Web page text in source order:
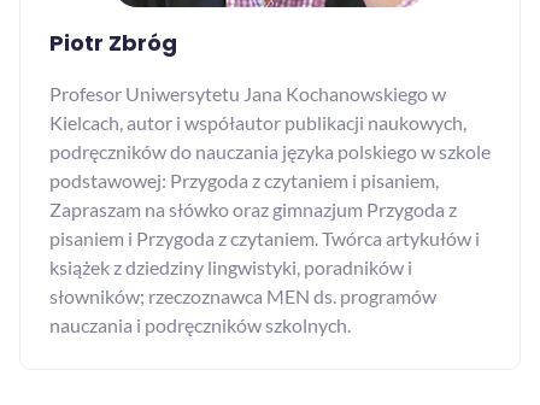
Piotr Zbróg
Profesor Uniwersytetu Jana Kochanowskiego w
Kielcach, autor i współautor publikacji naukowych,
podręczników do nauczania języka polskiego w szkole
podstawowej: Przygoda z czytaniem i pisaniem,
Zapraszam na słówko oraz gimnazjum Przygoda z
pisaniem i Przygoda z czytaniem. Twórca artykułów i
książek z dziedziny lingwistyki, poradników i
słowników; rzeczoznawca MEN ds. programów
nauczania i podręczników szkolnych.